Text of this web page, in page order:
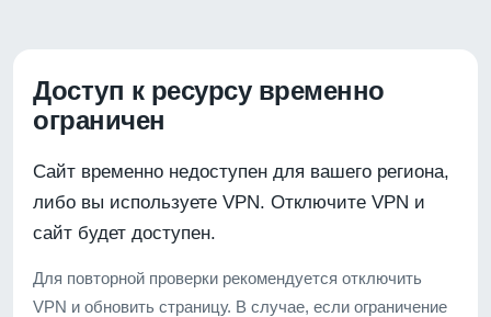
Доступ к ресурсу временно
ограничен
Сайт временно недоступен для вашего региона,
либо вы используете VPN. Отключите VPN и
сайт будет доступен.
Для повторной проверки рекомендуется отключить
VPN и обновить страницу. В случае, если ограничение